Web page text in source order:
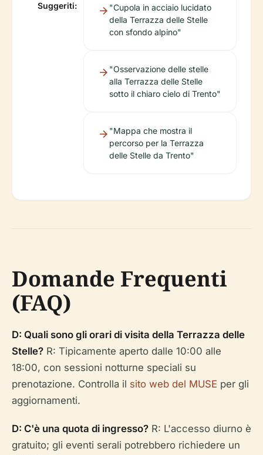
Suggeriti:
"Cupola in acciaio lucidato
della Terrazza delle Stelle
con sfondo alpino"
"Osservazione delle stelle
alla Terrazza delle Stelle
sotto il chiaro cielo di Trento"
"Mappa che mostra il
percorso per la Terrazza
delle Stelle da Trento"
Domande Frequenti
(FAQ)
D: Quali sono gli orari di visita della Terrazza delle
Stelle? R: Tipicamente aperto dalle 10:00 alle
18:00, con sessioni notturne speciali su
prenotazione. Controlla il sito web del MUSE per gli
aggiornamenti.
D: C'è una quota di ingresso? R: L'accesso diurno è
gratuito; gli eventi serali potrebbero richiedere un